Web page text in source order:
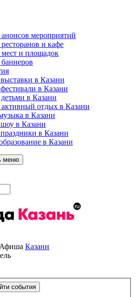
мероприятий
и кафе
и площадок
в Казани
в Казани
в Казани
отдых в Казани
в Казани
в Казани
в Казани
в Казани
меню
Афиша Казани